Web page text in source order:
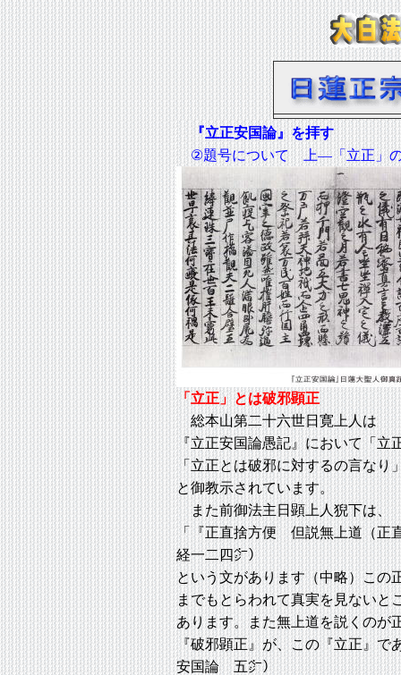
『立正安国論』を拝す
②題号について 上―「立正」の
「立正」とは破邪顕正
総本山第二十六世日寛上人は
『立正安国論愚記』において「立
「立正とは破邪に対するの言な
と御教示されています。
また前御法主日顕上人猊下は、
「『正直捨方便 但説無上道（正
経一二四㌻）
という文があります（中略）この
までもとらわれて真実を見ないと
あります。また無上道を説くのが
『破邪顕正』が、この『立正』で
安国論 五㌻）